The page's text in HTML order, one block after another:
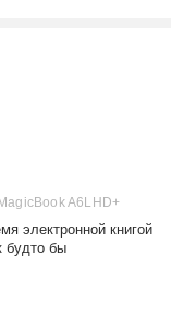
A6LHD+
электронной книгой
будто бы